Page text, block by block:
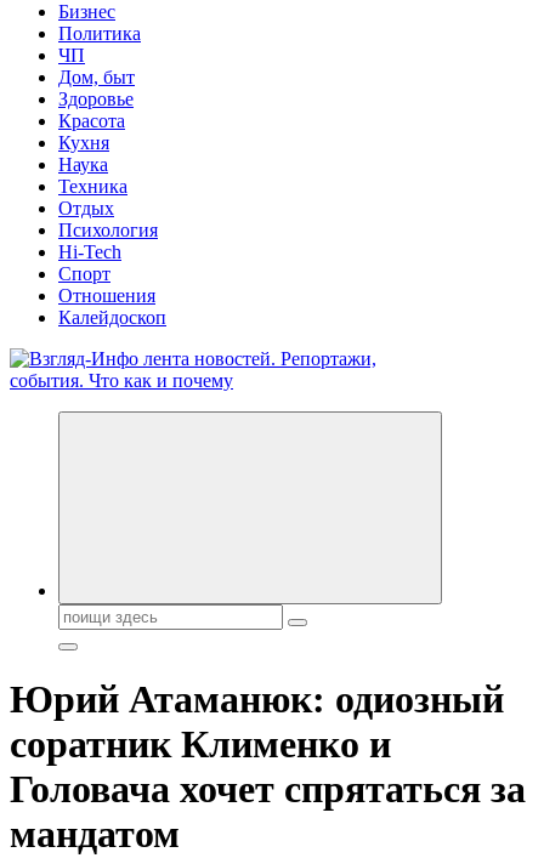
Бизнес
Политика
ЧП
Дом, быт
Здоровье
Красота
Кухня
Наука
Техника
Отдых
Психология
Hi-Tech
Спорт
Отношения
Калейдоскоп
Обо всем и обо всех, что зачем и почему. Новости политики,
Поиск:
Юрий Атаманюк: одиозный
соратник Клименко и
Головача хочет спрятаться за
мандатом